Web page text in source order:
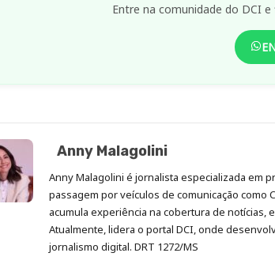
Entre na comunidade do DCI
Anny Malagolini
Anny Malagolini é jornalista especializada em
passagem por veículos de comunicação como
acumula experiência na cobertura de
Atualmente, lidera o portal DCI, onde
jornalismo digital. DRT 1272/MS